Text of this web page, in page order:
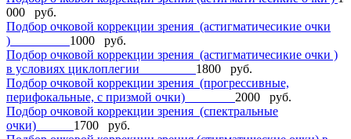
000 руб.
Подбор очковой коррекции зрения (астигматичесикие очки
) 1000 руб.
Подбор очковой коррекции зрения (астигматичесикие очки )
в условиях циклоплегии 1800 руб.
Подбор очковой коррекции зрения (прогрессивные,
перифокальные, с призмой очки) 2000 руб.
Подбор очковой коррекции зрения (спектральные
очки) 1700 руб.